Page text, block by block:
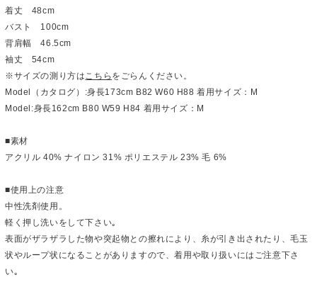
着丈 48cm
バスト 100cm
背肩幅 46.5cm
袖丈 54cm
※サイズの測り方は こちら をごらんください。
Model（カタログ）:身長173cm B82 W60 H88 着用サイズ：M
Model:身長162cm B80 W59 H84 着用サイズ：M
■素材
アクリル 40% ナイロン 31% ポリエステル 23% 毛 6%
■使用上の注意
中性洗剤使用。
軽く押し洗いをして下さい｡
表面がザラザラした物や突起物との擦れにより、糸が引き出されたり、毛玉
状やループ状になることがありますので、着用や取り扱いにはご注意下さ
い｡